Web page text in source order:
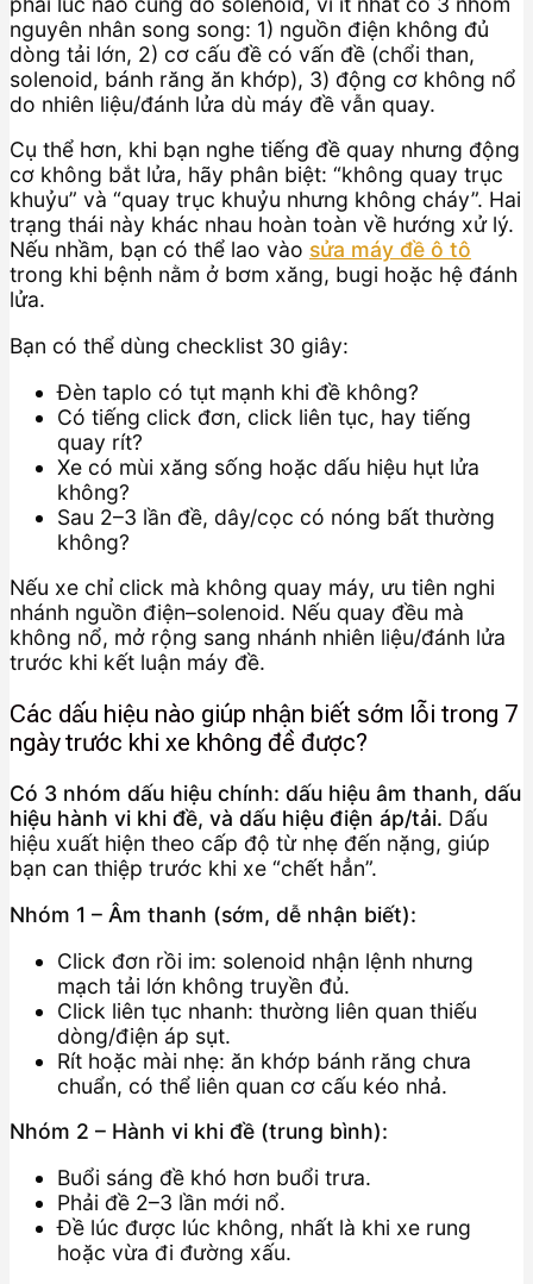
nguyên nhân song song: 1) nguồn điện không đủ
dòng tải lớn, 2) cơ cấu đề có vấn đề (chổi than,
solenoid, bánh răng ăn khớp), 3) động cơ không nổ
do nhiên liệu/đánh lửa dù máy đề vẫn quay.
Cụ thể hơn, khi bạn nghe tiếng đề quay nhưng động
cơ không bắt lửa, hãy phân biệt: “không quay trục
khuỷu” và “quay trục khuỷu nhưng không cháy”. Hai
trạng thái này khác nhau hoàn toàn về hướng xử lý.
Nếu nhầm, bạn có thể lao vào sửa máy đề ô tô
trong khi bệnh nằm ở bơm xăng, bugi hoặc hệ đánh
lửa.
Bạn có thể dùng checklist 30 giây:
Đèn taplo có tụt mạnh khi đề không?
Có tiếng click đơn, click liên tục, hay tiếng
quay rít?
Xe có mùi xăng sống hoặc dấu hiệu hụt lửa
không?
Sau 2–3 lần đề, dây/cọc có nóng bất thường
không?
Nếu xe chỉ click mà không quay máy, ưu tiên nghi
nhánh nguồn điện–solenoid. Nếu quay đều mà
không nổ, mở rộng sang nhánh nhiên liệu/đánh lửa
trước khi kết luận máy đề.
Các dấu hiệu nào giúp nhận biết sớm lỗi trong 7
ngày trước khi xe không đề được?
Có 3 nhóm dấu hiệu chính: dấu hiệu âm thanh, dấu
hiệu hành vi khi đề, và dấu hiệu điện áp/tải. Dấu
hiệu xuất hiện theo cấp độ từ nhẹ đến nặng, giúp
bạn can thiệp trước khi xe “chết hẳn”.
Nhóm 1 – Âm thanh (sớm, dễ nhận biết):
Click đơn rồi im: solenoid nhận lệnh nhưng
mạch tải lớn không truyền đủ.
Click liên tục nhanh: thường liên quan thiếu
dòng/điện áp sụt.
Rít hoặc mài nhẹ: ăn khớp bánh răng chưa
chuẩn, có thể liên quan cơ cấu kéo nhả.
Nhóm 2 – Hành vi khi đề (trung bình):
Buổi sáng đề khó hơn buổi trưa.
Phải đề 2–3 lần mới nổ.
Đề lúc được lúc không, nhất là khi xe rung
hoặc vừa đi đường xấu.